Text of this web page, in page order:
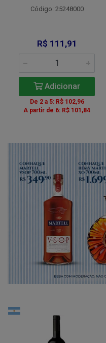
Código: 25248000
R$ 111,91
Adicionar
De 2 a 5: R$ 102,96
A partir de 6: R$ 101,84